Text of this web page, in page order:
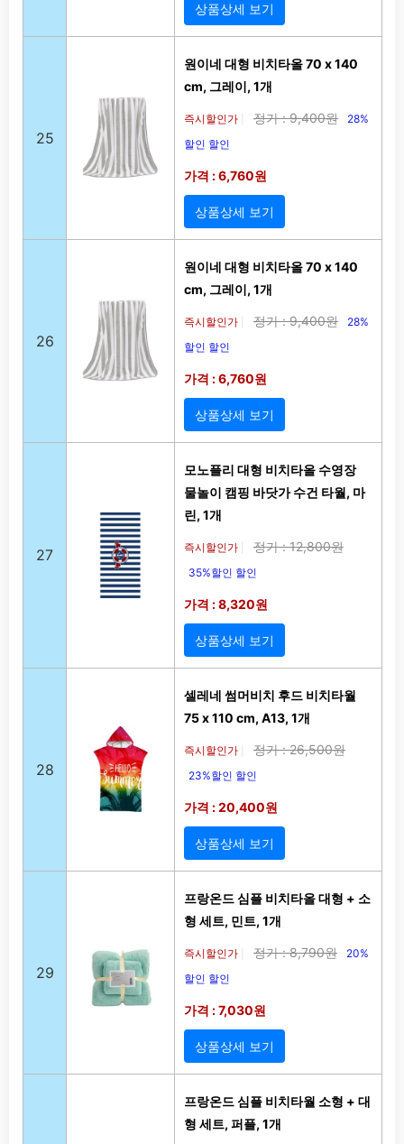
상품상세 보기
25
원이네 대형 비치타올 70 x 140
cm, 그레이, 1개
즉시할인가 정가 : 9,400원
28%
할인 할인
가격 : 6,760원
상품상세 보기
26
원이네 대형 비치타올 70 x 140
cm, 그레이, 1개
즉시할인가 정가 : 9,400원
28%
할인 할인
가격 : 6,760원
상품상세 보기
27
모노플리 대형 비치타올 수영장
물놀이 캠핑 바닷가 수건 타월, 마
린, 1개
즉시할인가 정가 : 12,800원
35%할인 할인
가격 : 8,320원
상품상세 보기
28
셀레네 썸머비치 후드 비치타월
75 x 110 cm, A13, 1개
즉시할인가 정가 : 26,500원
23%할인 할인
가격 : 20,400원
상품상세 보기
29
프랑온드 심플 비치타올 대형 + 소
형 세트, 민트, 1개
즉시할인가 정가 : 8,790원
20%
할인 할인
가격 : 7,030원
상품상세 보기
프랑온드 심플 비치타월 소형 + 대
형 세트, 퍼플, 1개